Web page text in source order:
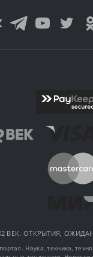
ВЕК. ОТКРЫТИЯ,
Наука, техника,